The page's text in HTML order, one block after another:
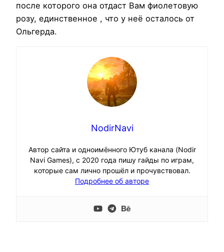
после которого она отдаст Вам фиолетовую
розу, единственное , что у неё осталось от
Ольгерда.
NodirNavi
Автор сайта и одноимённого Ютуб канала (Nodir
Navi Games), с 2020 года пишу гайды по играм,
которые сам лично прошёл и прочувствовал.
Подробнее об авторе